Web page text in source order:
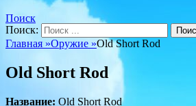
Поиск
Поиск:
Главная »Оружие »Old Short Rod
Old Short Rod
Название: Old Short Rod